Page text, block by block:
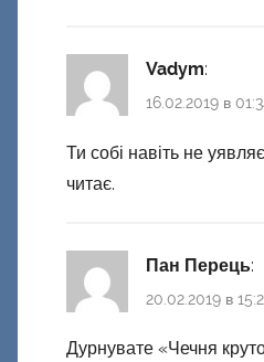
Vadym:
16.02.2019 в
Ти собі навіть не
читає.
Пан Перець:
20.02.2019 в
Дурнувате «Чечня